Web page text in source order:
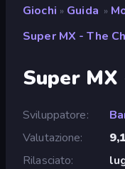
Giochi » Guida »
Super MX - The
Super MX
Sviluppatore
Valutazione
9,1
Rilasciato